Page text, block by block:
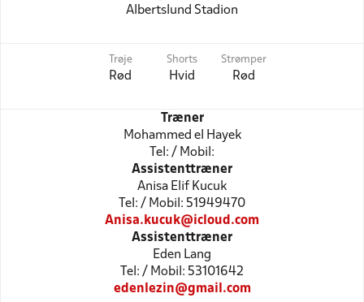
Albertslund Stadion
Trøje
Rød
Shorts
Hvid
Strømper
Rød
Træner
Mohammed el Hayek
Tel: / Mobil:
Assistenttræner
Anisa Elif Kucuk
Tel: / Mobil: 51949470
Anisa.kucuk@icloud.com
Assistenttræner
Eden Lang
Tel: / Mobil: 53101642
edenlezin@gmail.com